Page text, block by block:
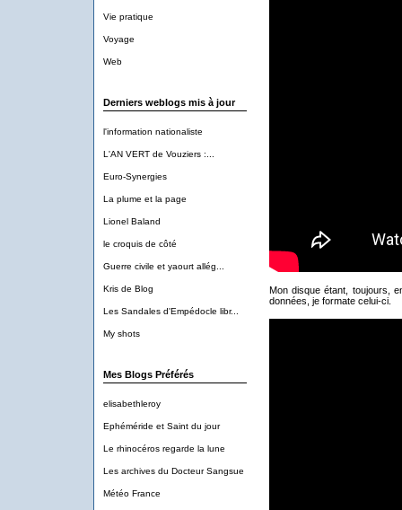
Vie pratique
Voyage
Web
Derniers weblogs mis à jour
l'information nationaliste
L'AN VERT de Vouziers :...
Euro-Synergies
La plume et la page
Lionel Baland
le croquis de côté
Guerre civile et yaourt allég...
Kris de Blog
Les Sandales d'Empédocle libr...
My shots
Mes Blogs Préférés
elisabethleroy
Ephéméride et Saint du jour
Le rhinocéros regarde la lune
Les archives du Docteur Sangsue
Météo France
Mon disque étant, toujours,
données, je formate celui-ci.